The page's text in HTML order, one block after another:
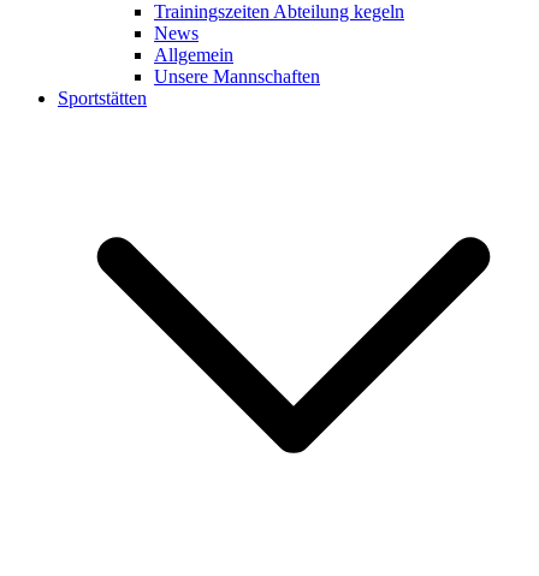
Trainingszeiten Abteilung kegeln
News
Allgemein
Unsere Mannschaften
Sportstätten